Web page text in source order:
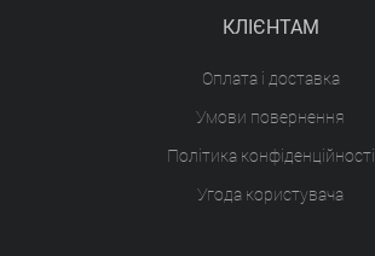
КЛІЄНТАМ
Оплата і доставка
Умови повернення
Політика конфіденційності
Угода користувача